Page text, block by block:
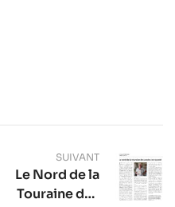
SUIVANT
Le Nord de la
Touraine des